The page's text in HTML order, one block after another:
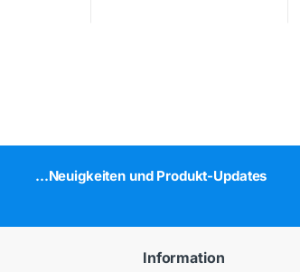
...Neuigkeiten und Produkt-Updates
Information